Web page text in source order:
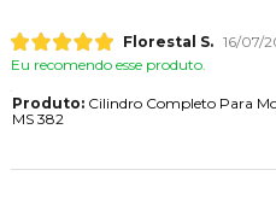
Florestal S. 16/07/
Eu recomendo esse produto.
Produto:Cilindro Completo Para
MS 382